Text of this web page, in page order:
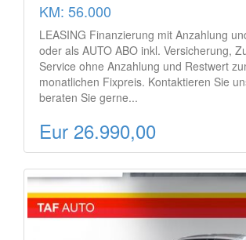
KM: 56.000
LEASING Finanzierung mit Anzahlung
oder als AUTO ABO inkl. Versicherung,
Service ohne Anzahlung und Restwert
monatlichen Fixpreis. Kontaktieren Sie
beraten Sie gerne...
Eur 26.990,00